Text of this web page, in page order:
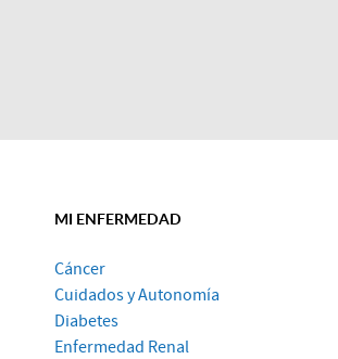
MI ENFERMEDAD
Cáncer
Cuidados y Autonomía
Diabetes
Enfermedad Renal